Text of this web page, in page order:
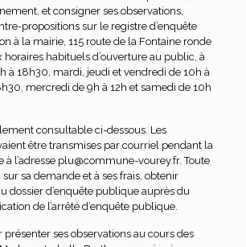
et consigner ses observations,
propositions sur le registre d’enquête
à la mairie, 115 route de la Fontaine ronde
horaires habituels d’ouverture au public, à
à 18h30, mardi, jeudi et vendredi de 10h à
mercredi de 9h à 12h et samedi de 10h
consultable ci-dessous. Les
être transmises par courriel pendant la
à l’adresse plu@commune-vourey.fr. Toute
sa demande et à ses frais, obtenir
dossier d’enquête publique auprès du
de l’arrêté d’enquête publique.
présenter ses observations au cours des